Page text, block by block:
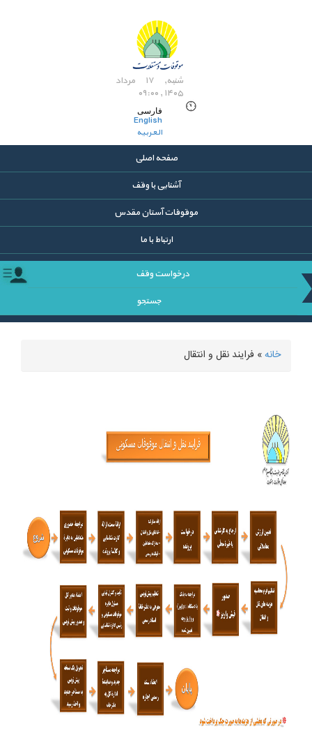
شنبه, ۱۷ مرداد
۱۴۰۵ , ۰۹:۰۰
فارسی
English
العربیه
صفحه اصلی
آشنایی با وقف
موقوفات آستان مقدس
ارتباط با ما
درخواست وقف
جستجو
شما اینجا هستید
خانه» فرایند نقل و انتقال